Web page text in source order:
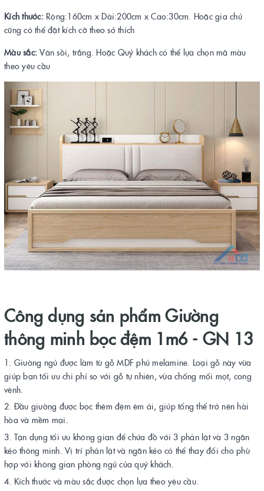
Kích thước:Rộng:160cm x Dài:200cm x Cao:30cm. Hoặc gia chủ
cũng có thể đặt kích cỡ theo sở thích
Màu sắc: Vân sồi, trắng. Hoặc Quý khách có thể lựa chọn mã màu
theo yêu cầu
Công dụng sản phẩm Giường
thông minh bọc đệm 1m6 - GN 13
Giường ngủ được làm từ gỗ MDF phủ melamine. Loại gỗ này vừa
giúp bạn tối ưu chi phí so với gỗ tự nhiên, vừa chống mối mọt, cong
vênh.
Đầu giường được bọc thêm đệm êm ái, giúp tổng thể trở nên hài
hòa và mềm mại.
Tận dụng tối ưu không gian để chứa đồ với 3 phản lật và 3 ngăn
kéo thông minh. Vị trí phản lật và ngăn kéo có thể thay đổi cho phù
hợp với không gian phòng ngủ của quý khách.
Kích thước và màu sắc được chọn lựa theo yêu cầu.